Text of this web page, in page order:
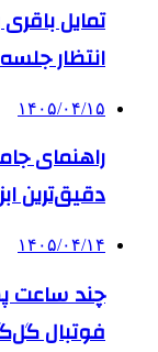
تمایل
انتظار
۱۴۰۵/۰۴/۱۵
راهنمای
دقیق‌ترین
۱۴۰۵/۰۴/۱۴
چند ساعت
فوتبال